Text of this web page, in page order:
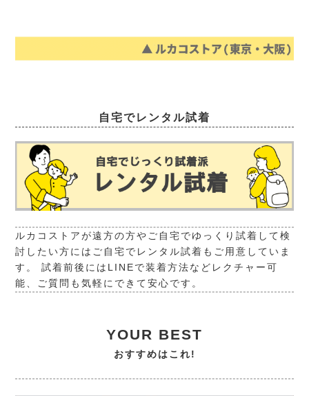
自宅でレンタル試着
ルカコストアが遠方の方やご自宅でゆっくり試着して検
討したい方にはご自宅でレンタル試着もご用意していま
す。 試着前後にはLINEで装着方法などレクチャー可
能、ご質問も気軽にできて安心です。
YOUR BEST
おすすめはこれ!